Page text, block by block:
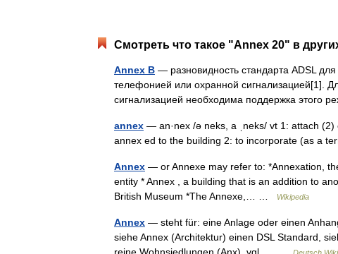
Смотреть что такое "Annex 20" в
Annex B — разновидность стандарта ADSL
телефонией или охранной сигнализацией[1].
сигнализацией необходима поддержка этого
annex — an·nex /ə neks, a ˌneks/ vt 1: attach
annex ed to the building 2: to incorporate (as a
Annex — or Annexe may refer to: *Annexation,
entity * Annex , a building that is an addition to
British Museum *The Annexe,… …
Wikipedia
Annex — steht für: eine Anlage oder einen
siehe Annex (Architektur) einen DSL Standard,